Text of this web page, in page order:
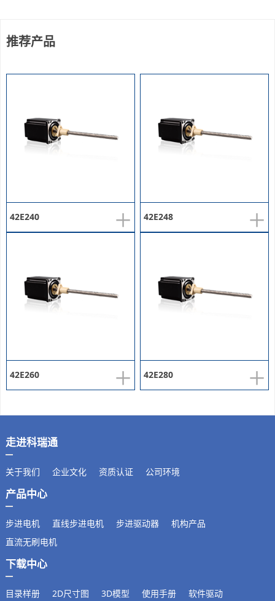
推荐产品
+
42E240 +
42E248
+
42E260 +
42E280
走进科瑞通
关于我们 企业文化 资质认证 公司环境
产品中心
步进电机 直线步进电机 步进驱动器
机构产品
直流无刷电机
下载中心
目录样册 2D尺寸图 3D模型 使用手册 软件驱动